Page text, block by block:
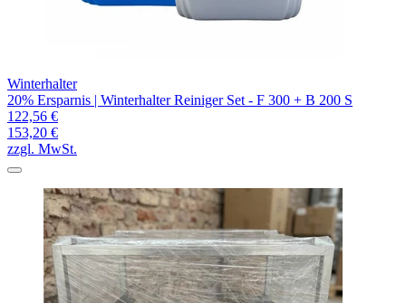
Winterhalter
20% Ersparnis | Winterhalter Reiniger Set - F 300 + B 200 S
122,56 €
153,20 €
zzgl. MwSt.